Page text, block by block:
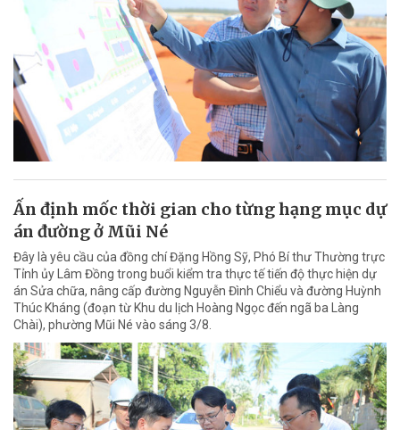
Ấn định mốc thời gian cho từng hạng mục dự
án đường ở Mũi Né
Đây là yêu cầu của đồng chí Đặng Hồng Sỹ, Phó Bí thư Thường trực
Tỉnh ủy Lâm Đồng trong buổi kiểm tra thực tế tiến độ thực hiện dự
án Sửa chữa, nâng cấp đường Nguyễn Đình Chiểu và đường Huỳnh
Thúc Kháng (đoạn từ Khu du lịch Hoàng Ngọc đến ngã ba Làng
Chài), phường Mũi Né vào sáng 3/8.